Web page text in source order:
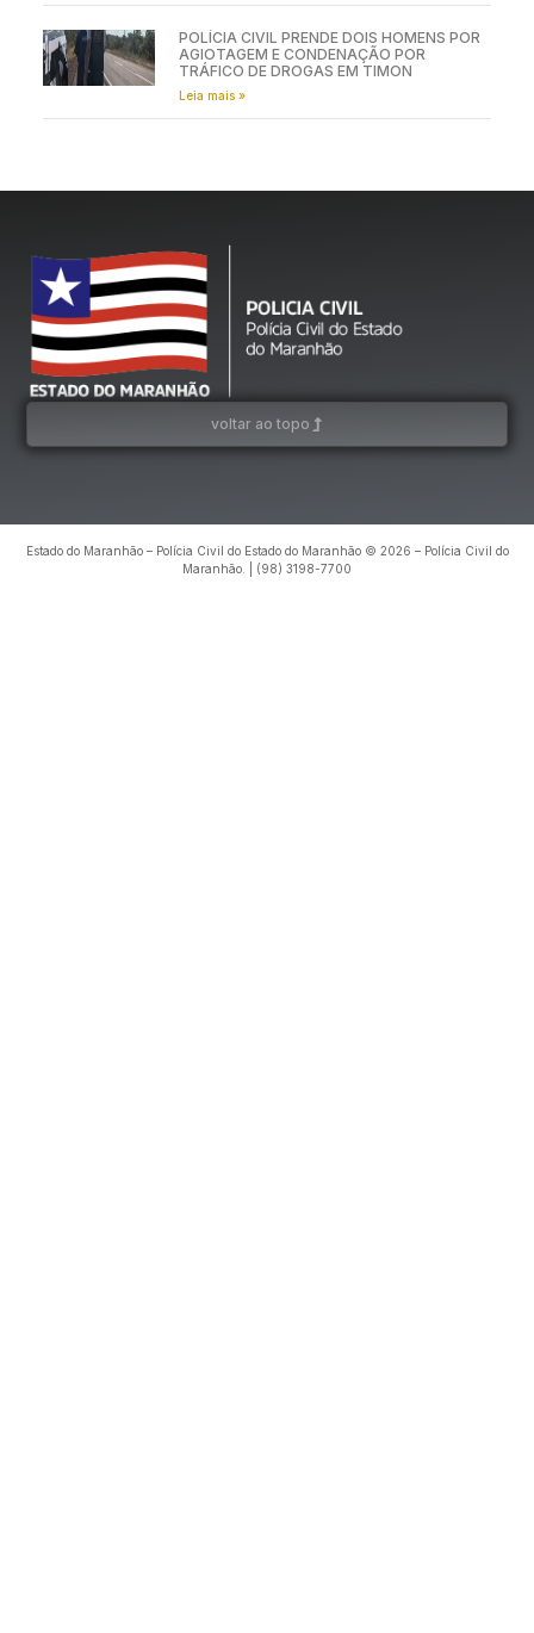
POLÍCIA CIVIL PRENDE DOIS HOMENS POR
AGIOTAGEM E CONDENAÇÃO POR
TRÁFICO DE DROGAS EM TIMON
Leia mais »
voltar ao topo
Estado do Maranhão – Polícia Civil do Estado do Maranhão © 2026 – Polícia Civil do
Maranhão. | (98) 3198-7700